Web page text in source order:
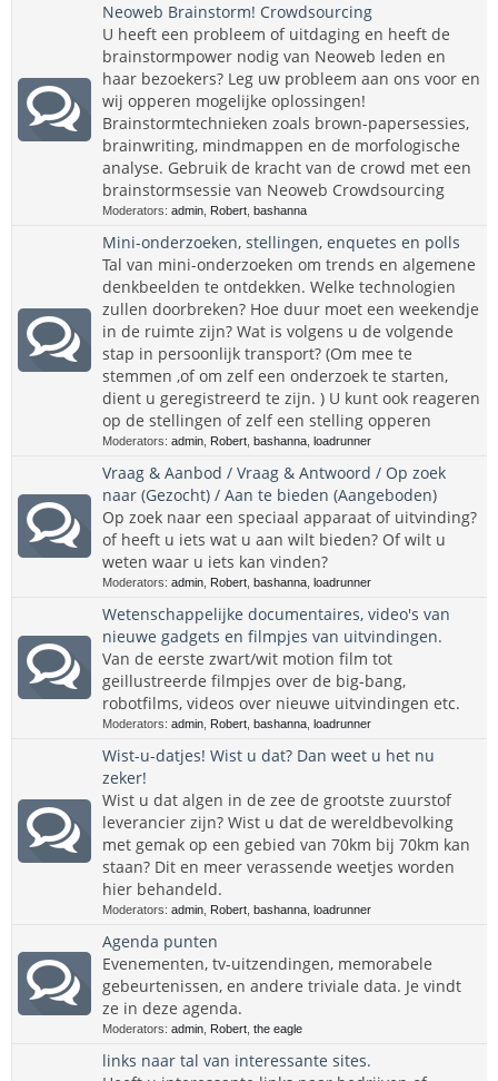
Neoweb Brainstorm! Crowdsourcing
U heeft een probleem of uitdaging en heeft de
brainstormpower nodig van Neoweb leden en
haar bezoekers? Leg uw probleem aan ons voor en
wij opperen mogelijke oplossingen!
Brainstormtechnieken zoals brown-papersessies,
brainwriting, mindmappen en de morfologische
analyse. Gebruik de kracht van de crowd met een
brainstormsessie van Neoweb Crowdsourcing
Moderators: admin Robert bashanna
Mini-onderzoeken, stellingen, enquetes en polls
Tal van mini-onderzoeken om trends en algemene
denkbeelden te ontdekken. Welke technologien
zullen doorbreken? Hoe duur moet een weekendje
in de ruimte zijn? Wat is volgens u de volgende
stap in persoonlijk transport? (Om mee te
stemmen ,of om zelf een onderzoek te starten,
dient u geregistreerd te zijn. ) U kunt ook reageren
op de stellingen of zelf een stelling opperen
Moderators: admin Robert bashanna loadrunner
Vraag & Aanbod / Vraag & Antwoord / Op zoek
naar (Gezocht) / Aan te bieden (Aangeboden)
Op zoek naar een speciaal apparaat of uitvinding?
of heeft u iets wat u aan wilt bieden? Of wilt u
weten waar u iets kan vinden?
Moderators: admin Robert bashanna loadrunner
Wetenschappelijke documentaires, video's van
nieuwe gadgets en filmpjes van uitvindingen.
Van de eerste zwart/wit motion film tot
geillustreerde filmpjes over de big-bang,
robotfilms, videos over nieuwe uitvindingen etc.
Moderators: admin Robert bashanna loadrunner
Wist-u-datjes! Wist u dat? Dan weet u het nu
zeker!
Wist u dat algen in de zee de grootste zuurstof
leverancier zijn? Wist u dat de wereldbevolking
met gemak op een gebied van 70km bij 70km kan
staan? Dit en meer verassende weetjes worden
hier behandeld.
Moderators: admin Robert bashanna loadrunner
Agenda punten
Evenementen, tv-uitzendingen, memorabele
gebeurtenissen, en andere triviale data. Je vindt
ze in deze agenda.
Moderators: admin Robert the eagle
links naar tal van interessante sites.